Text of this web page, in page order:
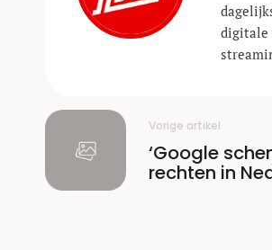
digitale
Vorige artikel
‘Google
rechten in